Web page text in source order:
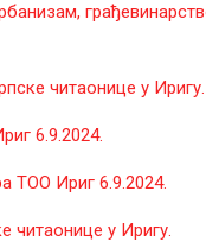
читаонице у Иригу.
6.9.2024.
ТОО Ириг 6.9.2024.
у Иригу.